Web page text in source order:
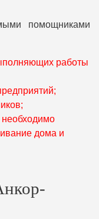
помощниками
работы
дома и